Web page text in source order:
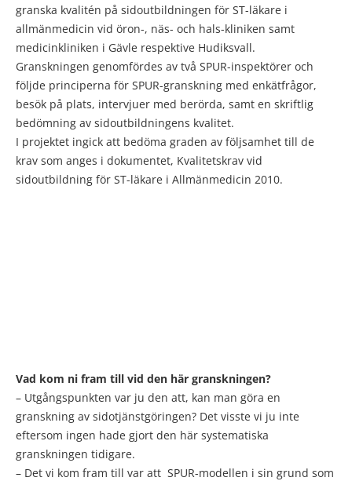
granska kvalitén på sidoutbildningen för ST-läkare i
allmänmedicin vid öron-, näs- och hals-kliniken samt
medicinkliniken i Gävle respektive Hudiksvall.
Granskningen genomfördes av två SPUR-inspektörer och
följde principerna för SPUR-granskning med enkätfrågor,
besök på plats, intervjuer med berörda, samt en skriftlig
bedömning av sidoutbildningens kvalitet.
I projektet ingick att bedöma graden av följsamhet till de
krav som anges i dokumentet, Kvalitetskrav vid
sidoutbildning för ST-läkare i Allmänmedicin 2010.
Vad kom ni fram till vid den här granskningen?
– Utgångspunkten var ju den att, kan man göra en
granskning av sidotjänstgöringen? Det visste vi ju inte
eftersom ingen hade gjort den här systematiska
granskningen tidigare.
– Det vi kom fram till var att SPUR-modellen i sin grund som